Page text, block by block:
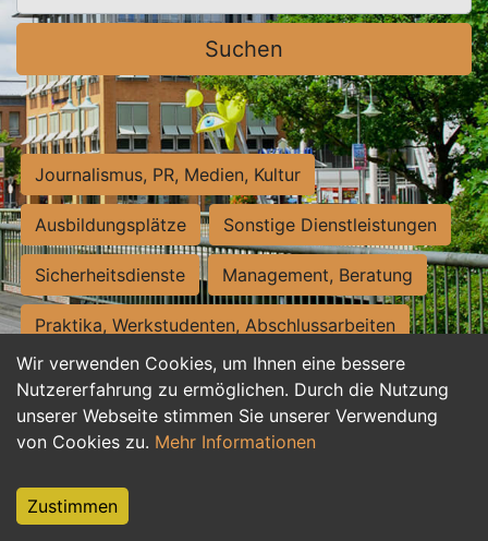
Wir verwenden Cookies, um Ihnen eine bessere
Nutzererfahrung zu ermöglichen. Durch die Nutzung
unserer Webseite stimmen Sie unserer Verwendung
von Cookies zu. Mehr Informationen
Zustimmen
Suchen
Journalismus, PR, Medien, Kultur
Ausbildungsplätze Sonstige Dienstleistungen
Sicherheitsdienste Management, Beratung
Praktika, Werkstudenten, Abschlussarbeiten
Personalwesen Assistenz, Sekretariat
Hilfskräfte, Aushilfs- und Nebenjobs
Weiterbildung, Studium, duale Ausbildung